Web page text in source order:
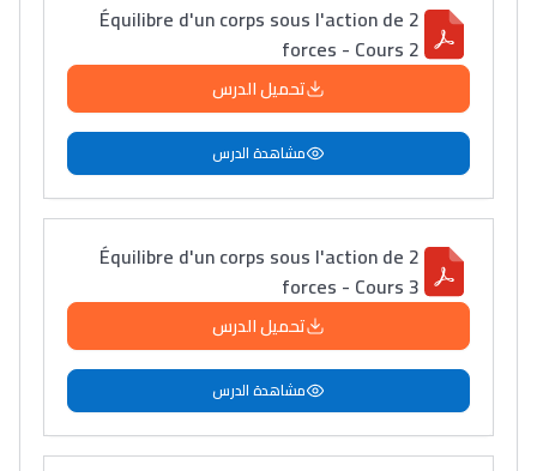
Lycée Maroc
Équilibre d'un corps sous l'action de 2
forces - Cours 2
تحميل الدرس
مشاهدة الدرس
Équilibre d'un corps sous l'action de 2
forces - Cours 3
تحميل الدرس
مشاهدة الدرس